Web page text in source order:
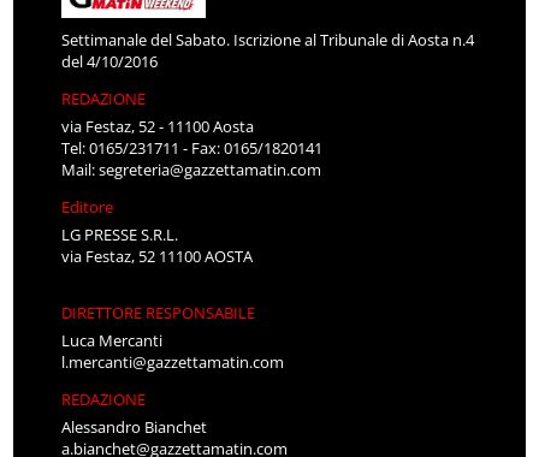
Settimanale del Sabato. Iscrizione al Tribunale di Aosta n.4
del 4/10/2016
REDAZIONE
via Festaz, 52 - 11100 Aosta
Tel: 0165/231711 - Fax: 0165/1820141
Mail:segreteria@gazzettamatin.com
Editore
LG PRESSE S.R.L.
via Festaz, 52 11100 AOSTA
DIRETTORE RESPONSABILE
Luca Mercanti
l.mercanti@gazzettamatin.com
REDAZIONE
Alessandro Bianchet
a.bianchet@gazzettamatin.com